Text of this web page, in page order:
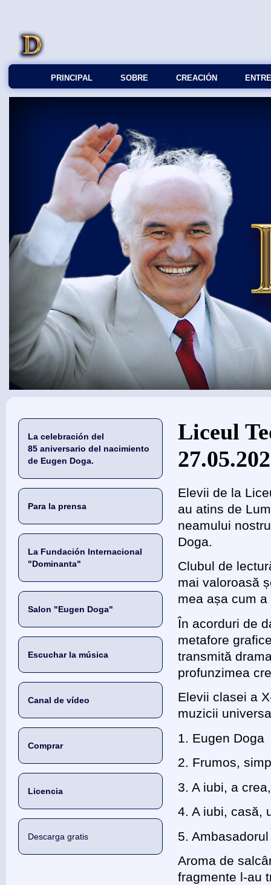
PRINCIPAL SOBRE СREACIÓN
La celebración del
85 aniversario del nacimiento
de Eugen Doga.
Para la prensa
La Fundación Internacional
"Dominanta"
Salon "Eugen Doga"
Escuchar la música
Canal de vídeo
Comprar
Licencia
Descarga gratis
Usted está aquí
Liceul
Elevii de la
au atins de
neamului
Doga.
Clubul de
mai valoroasă
mea așa cum a
În acorduri de
metafore
transmită
profunzimea
Elevii clasei a
muzicii
1. Eugen Doga
2. Frumos,
3. A iubi, a
4. A iubi, casă,
5.
Aroma de
fragmente l-au